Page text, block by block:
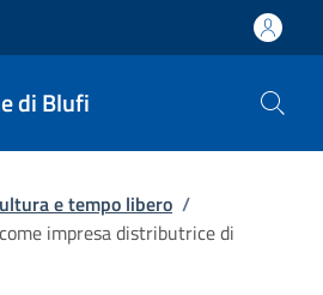
di Blufi
e tempo libero /
impresa distributrice di